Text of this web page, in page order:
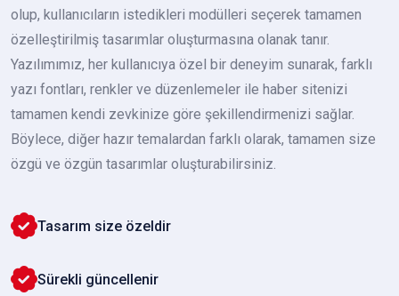
olup, kullanıcıların istedikleri modülleri seçerek tamamen
özelleştirilmiş tasarımlar oluşturmasına olanak tanır.
Yazılımımız, her kullanıcıya özel bir deneyim sunarak, farklı
yazı fontları, renkler ve düzenlemeler ile haber sitenizi
tamamen kendi zevkinize göre şekillendirmenizi sağlar.
Böylece, diğer hazır temalardan farklı olarak, tamamen size
özgü ve özgün tasarımlar oluşturabilirsiniz.
Tasarım size özeldir
Sürekli güncellenir